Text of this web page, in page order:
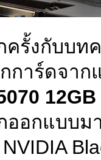
รั้งกับบท
การ์ดจาก
ออกแบบ